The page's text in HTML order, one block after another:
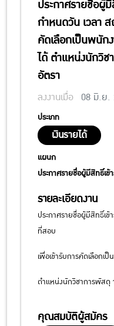
ประกาศรายชื่อผู้
กำหนดวัน เวลา
คัดเลือกเป็นพนัก
ได้ ตำแหน่งนักวิ
อัตรา
ลงงานเมื่อ 08 มิ.ย.
ประเภท
เงินรายได้
แผนก
ประกาศรายชื่อผู้มีสิทธิ์เข้
รายละเอียดงาน
ประกาศรายชื่อผู้มีสิทธิ์เ
ที่สอบ
เพื่อเข้ารับการคัดเลือกเ
ตำแหน่งนักวิชาการพัสดุ
คุณสมบัติผู้สมัคร